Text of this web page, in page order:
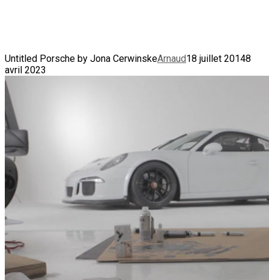
Untitled Porsche by Jona CerwinskeArnaud18 juillet 20148
avril 2023